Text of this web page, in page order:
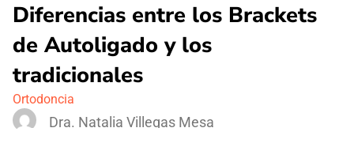
Diferencias entre los Brackets
de Autoligado y los
tradicionales
Ortodoncia
Dra. Natalia Villegas Mesa